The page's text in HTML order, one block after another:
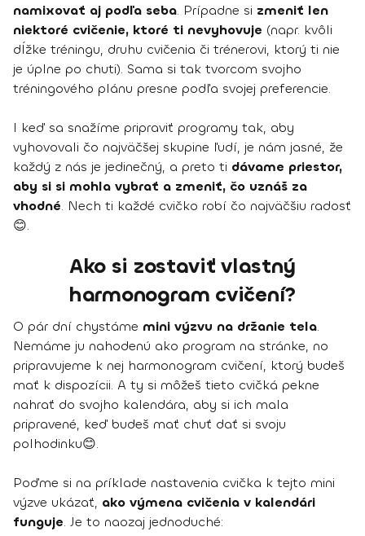
namixovať aj podľa seba. Prípadne si zmeniť len
niektoré cvičenie, ktoré ti nevyhovuje (napr. kvôli
dĺžke tréningu, druhu cvičenia či trénerovi, ktorý ti nie
je úplne po chuti). Sama si tak tvorcom svojho
tréningového plánu presne podľa svojej preferencie.
I keď sa snažíme pripraviť programy tak, aby
vyhovovali čo najväčšej skupine ľudí, je nám jasné, že
každý z nás je jedinečný, a preto ti dávame priestor,
aby si si mohla vybrať a zmeniť, čo uznáš za
vhodné. Nech ti každé cvičko robí čo najväčšiu radosť
😊.
Ako si zostaviť vlastný
harmonogram cvičení?
O pár dní chystáme mini výzvu na držanie tela.
Nemáme ju nahodenú ako program na stránke, no
pripravujeme k nej harmonogram cvičení, ktorý budeš
mať k dispozícii. A ty si môžeš tieto cvičká pekne
nahrať do svojho kalendára, aby si ich mala
pripravené, keď budeš mať chuť dať si svoju
polhodinku😊.
Poďme si na príklade nastavenia cvička k tejto mini
výzve ukázať, ako výmena cvičenia v kalendári
funguje. Je to naozaj jednoduché: